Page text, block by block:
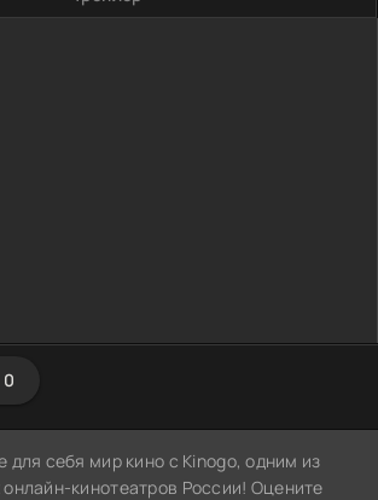
0
для себя мир кино с Kinogo, одним из
кинотеатров России! Оцените